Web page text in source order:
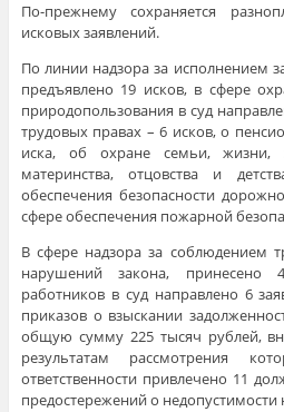
По-прежнему сохраняется
исковых заявлений.
По линии надзора за исполнением
предъявлено 19 исков, в сфере
природопользования в суд
трудовых правах – 6 исков, о
иска, об охране семьи, жизни,
материнства, отцовства и
обеспечения безопасности
сфере обеспечения пожарной
В сфере надзора за соблюдением
нарушений закона, принесено
работников в суд направлено 6
приказов о взыскании
общую сумму 225 тысяч рублей,
результатам рассмотрения
ответственности привлечено 11
предостережений о